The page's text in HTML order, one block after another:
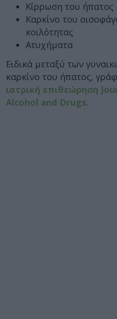
Κίρρωση του ήπατος
Καρκίνο του
κοιλότητας
Ατυχήματα
Ειδικά μεταξύ των
καρκίνο του ήπατος,
ιατρική επιθεώρηση
Alcohol and Drugs.